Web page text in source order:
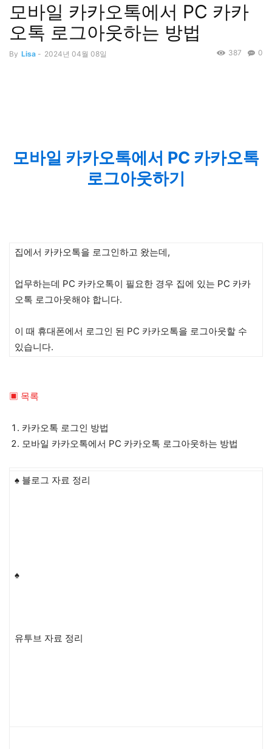
모바일 카카오톡에서 PC 카카
오톡 로그아웃하는 방법
By Lisa - 2024년 04월 08일 0
387
모바일 카카오톡에서 PC 카카오톡
로그아웃하기
집에서 카카오톡을 로그인하고 왔는데,
업무하는데 PC 카카오톡이 필요한 경우 집에 있는 PC 카카
오톡 로그아웃해야 합니다.
이 때 휴대폰에서 로그인 된 PC 카카오톡을 로그아웃할 수
있습니다.
▣ 목록
카카오톡 로그인 방법
모바일 카카오톡에서 PC 카카오톡 로그아웃하는 방법
♠ 블로그 자료 정리
♠
유투브 자료 정리